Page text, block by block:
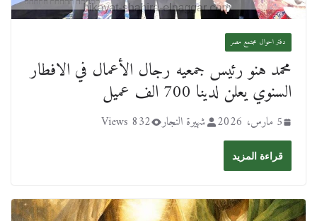
دفتر احوال مجتمع مصر
محمد هنو رئيس جمعيه رجال الأعمال في الافطار
السنوي يعلن لدينا 700 الف عميل
5 مارس، 2026 شهيرة النجار 832 Views
قراءة المزيد